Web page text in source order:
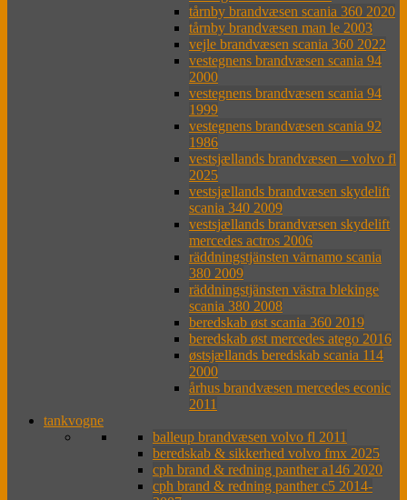
tårnby brandvæsen scania 360 2020
tårnby brandvæsen man le 2003
vejle brandvæsen scania 360 2022
vestegnens brandvæsen scania 94
2000
vestegnens brandvæsen scania 94
1999
vestegnens brandvæsen scania 92
1986
vestsjællands brandvæsen – volvo fl
2025
vestsjællands brandvæsen skydelift
scania 340 2009
vestsjællands brandvæsen skydelift
mercedes actros 2006
räddningstjänsten värnamo scania
380 2009
räddningstjänsten västra blekinge
scania 380 2008
beredskab øst scania 360 2019
beredskab øst mercedes atego 2016
østsjællands beredskab scania 114
2000
århus brandvæsen mercedes econic
2011
tankvogne
balleup brandvæsen volvo fl 2011
beredskab & sikkerhed volvo fmx 2025
cph brand & redning panther a146 2020
cph brand & redning panther c5 2014-